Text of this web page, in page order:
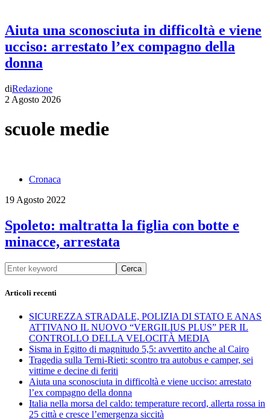
Aiuta una sconosciuta in difficoltà e viene
ucciso: arrestato l’ex compagno della
donna
diRedazione
2 Agosto 2026
scuole medie
Cronaca
19 Agosto 2022
Spoleto: maltratta la figlia con botte e
minacce, arrestata
Cerca
Articoli recenti
SICUREZZA STRADALE, POLIZIA DI STATO E ANAS
ATTIVANO IL NUOVO “VERGILIUS PLUS” PER IL
CONTROLLO DELLA VELOCITÀ MEDIA
Sisma in Egitto di magnitudo 5,5: avvertito anche al Cairo
Tragedia sulla Terni-Rieti: scontro tra autobus e camper, sei
vittime e decine di feriti
Aiuta una sconosciuta in difficoltà e viene ucciso: arrestato
l’ex compagno della donna
Italia nella morsa del caldo: temperature record, allerta rossa in
25 città e cresce l’emergenza siccità